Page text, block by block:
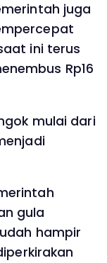
juga
ini terus
Rp16
mulai dari
gula
hampir